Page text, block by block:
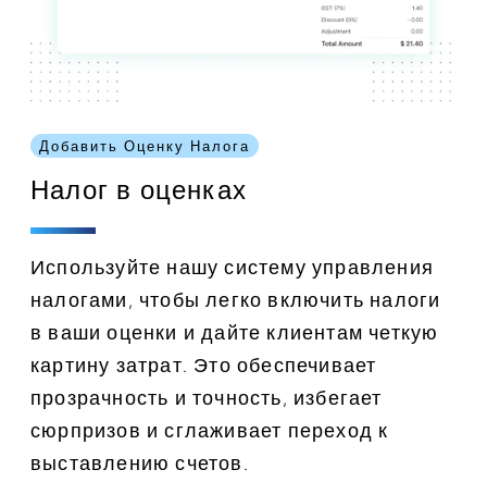
Добавить Оценку Налога
Налог в оценках
Используйте нашу систему управления
налогами, чтобы легко включить налоги
в ваши оценки и дайте клиентам четкую
картину затрат. Это обеспечивает
прозрачность и точность, избегает
сюрпризов и сглаживает переход к
выставлению счетов.